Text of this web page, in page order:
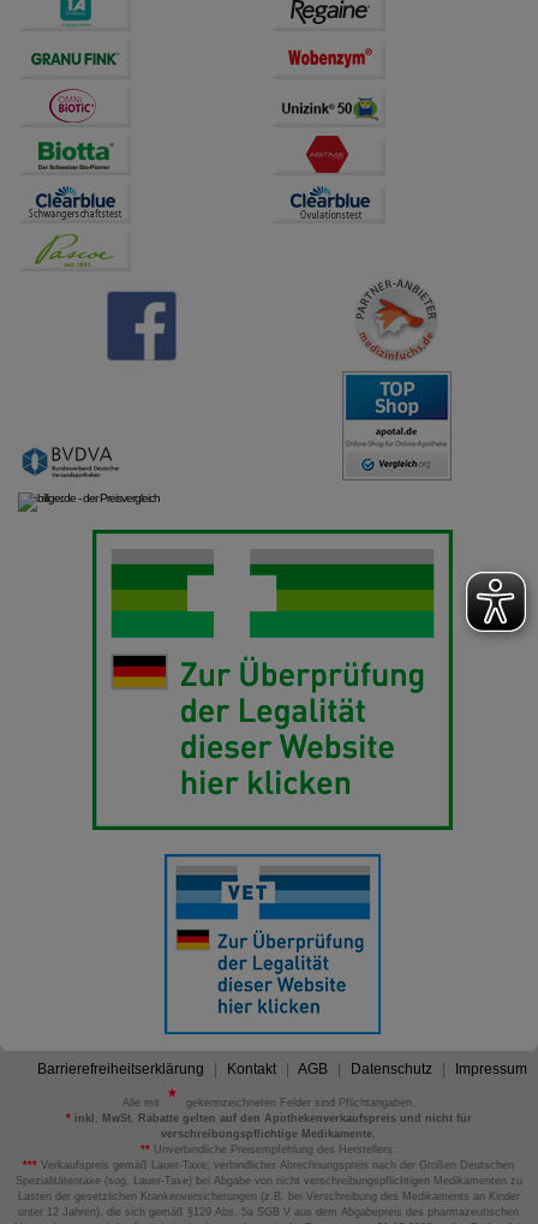
Barrierefreiheitserklärung Kontakt AGB Datenschutz Impressum
Alle mit
gekennzeichneten Felder sind Pflichtangaben.
*inkl. MwSt. Rabatte gelten auf den Apothekenverkaufspreis und nicht für
verschreibungspflichtige Medikamente.
** Unverbindliche Preisempfehlung des Herstellers.
*** Verkaufspreis gemäß Lauer-Taxe; verbindlicher Abrechnungspreis nach der Großen Deutschen
Spezialitätentaxe (sog. Lauer-Taxe) bei Abgabe von nicht verschreibungspflichtigen Medikamenten zu
Lasten der gesetzlichen Krankenversicherungen (z.B. bei Verschreibung des Medikaments an Kinder
unter 12 Jahren), die sich gemäß §129 Abs. 5a SGB V aus dem Abgabepreis des pharmazeutischen